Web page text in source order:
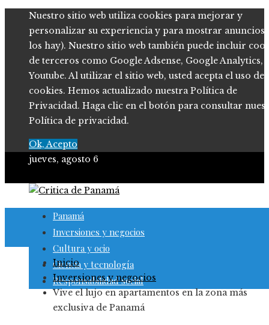
Nuestro sitio web utiliza cookies para mejorar y
personalizar su experiencia y para mostrar anuncios
los hay). Nuestro sitio web también puede incluir
de terceros como Google Adsense, Google Analytics,
Youtube. Al utilizar el sitio web, usted acepta el uso de
cookies. Hemos actualizado nuestra Política de
Privacidad. Haga clic en el botón para consultar
Política de privacidad.
Ok, Acepto
jueves, agosto 6
Panamá
Inversiones y negocios
Cultura y ocio
Ciencia y tecnología
Responsabilidad social
Inicio
Inversiones y negocios
Vive el lujo en apartamentos en la zona más
exclusiva de Panamá